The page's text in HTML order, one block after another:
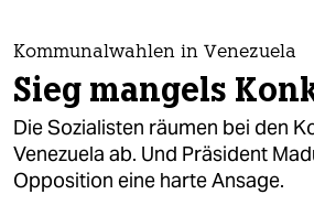
themen
politik
öko
gesellschaft
Kommunalwahlen in Venezuela
Sieg mangels
Die Sozialisten räumen bei den
Venezuela ab. Und Präsident
Opposition eine harte Ansage.